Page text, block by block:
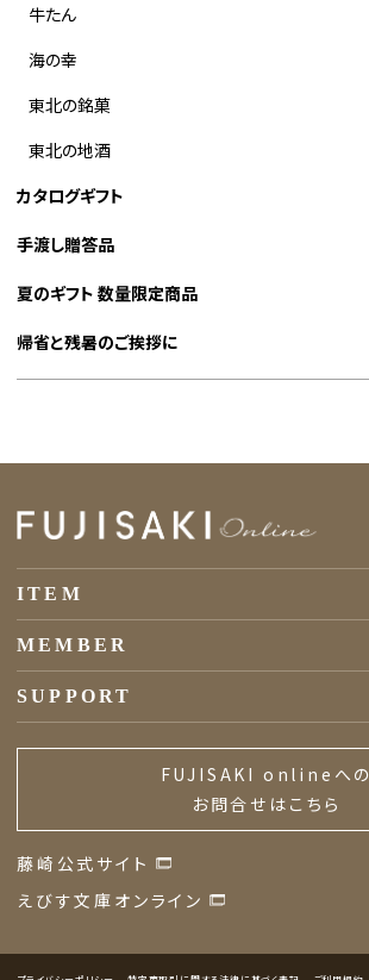
牛たん
海の幸
東北の銘菓
東北の地酒
カタログギフト
手渡し贈答品
夏のギフト 数量限定商品
帰省と残暑のご挨拶に
ITEM
MEMBER
SUPPORT
FUJISAKI onlineへの
お問合せはこちら
藤崎公式サイト
えびす文庫オンライン